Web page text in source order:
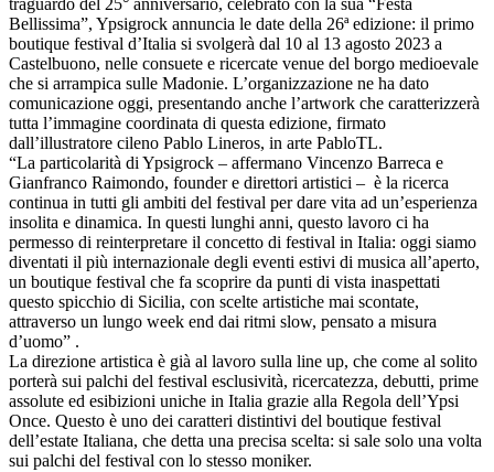
traguardo del 25° anniversario, celebrato con la sua “Festa
Bellissima”, Ypsigrock annuncia le date della 26ª edizione: il primo
boutique festival d’Italia si svolgerà dal 10 al 13 agosto 2023 a
Castelbuono, nelle consuete e ricercate venue del borgo medioevale
che si arrampica sulle Madonie. L’organizzazione ne ha dato
comunicazione oggi, presentando anche l’artwork che caratterizzerà
tutta l’immagine coordinata di questa edizione, firmato
dall’illustratore cileno Pablo Lineros, in arte PabloTL.
“La particolarità di Ypsigrock – affermano Vincenzo Barreca e
Gianfranco Raimondo, founder e direttori artistici – è la ricerca
continua in tutti gli ambiti del festival per dare vita ad un’esperienza
insolita e dinamica. In questi lunghi anni, questo lavoro ci ha
permesso di reinterpretare il concetto di festival in Italia: oggi siamo
diventati il più internazionale degli eventi estivi di musica all’aperto,
un boutique festival che fa scoprire da punti di vista inaspettati
questo spicchio di Sicilia, con scelte artistiche mai scontate,
attraverso un lungo week end dai ritmi slow, pensato a misura
d’uomo” .
La direzione artistica è già al lavoro sulla line up, che come al solito
porterà sui palchi del festival esclusività, ricercatezza, debutti, prime
assolute ed esibizioni uniche in Italia grazie alla Regola dell’Ypsi
Once. Questo è uno dei caratteri distintivi del boutique festival
dell’estate Italiana, che detta una precisa scelta: si sale solo una volta
sui palchi del festival con lo stesso moniker.